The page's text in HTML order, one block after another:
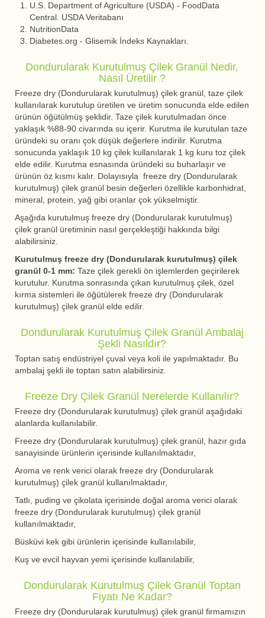
U.S. Department of Agriculture (USDA) - FoodData
Central. USDA Veritabanı
NutritionData
Diabetes.org - Glisemik İndeks Kaynakları.
Dondurularak Kurutulmuş Çilek Granül Nedir,
Nasıl Üretilir ?
Freeze dry (Dondurularak kurutulmuş) çilek granül, taze çilek
kullanılarak kurutulup üretilen ve üretim sonucunda elde edilen
ürünün öğütülmüş şeklidir. Taze çilek kurutulmadan önce
yaklaşık %88-90 civarında su içerir. Kurutma ile kurutulan taze
üründeki su oranı çok düşük değerlere indirilir. Kurutma
sonucunda yaklaşık 10 kg çilek kullanılarak 1 kg kuru toz çilek
elde edilir. Kurutma esnasında üründeki su buharlaşır ve
ürünün öz kısmı kalır. Dolayısıyla freeze dry (Dondurularak
kurutulmuş) çilek granül besin değerleri özellikle karbonhidrat,
mineral, protein, yağ gibi oranlar çok yükselmiştir.
Aşağıda kurutulmuş freeze dry (Dondurularak kurutulmuş)
çilek granül üretiminin nasıl gerçekleştiği hakkında bilgi
alabilirsiniz.
Kurutulmuş freeze dry (Dondurularak kurutulmuş) çilek
granül 0-1 mm: Taze çilek gerekli ön işlemlerden geçirilerek
kurutulur. Kurutma sonrasında çıkan kurutulmuş çilek, özel
kırma sistemleri ile öğütülerek freeze dry (Dondurularak
kurutulmuş) çilek granül elde edilir.
Dondurularak Kurutulmuş Çilek Granül Ambalaj
Şekli Nasıldır?
Toptan satış endüstriyel çuval veya koli ile yapılmaktadır. Bu
ambalaj şekli ile toptan satın alabilirsiniz.
Freeze Dry Çilek Granül Nerelerde Kullanılır?
Freeze dry (Dondurularak kurutulmuş) çilek granül aşağıdaki
alanlarda kullanılabilir.
Freeze dry (Dondurularak kurutulmuş) çilek granül, hazır gıda
sanayisinde ürünlerin içerisinde kullanılmaktadır,
Aroma ve renk verici olarak freeze dry (Dondurularak
kurutulmuş) çilek granül kullanılmaktadır,
Tatlı, puding ve çikolata içerisinde doğal aroma verici olarak
freeze dry (Dondurularak kurutulmuş) çilek granül
kullanılmaktadır,
Büsküvi kek gibi ürünlerin içerisinde kullanılabilir,
Kuş ve evcil hayvan yemi içerisinde kullanılabilir,
Dondurularak Kurutulmuş Çilek Granül Toptan
Fiyatı Ne Kadar?
Freeze dry (Dondurularak kurutulmuş) çilek granül firmamızın